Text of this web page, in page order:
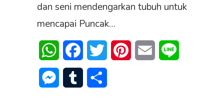
dan seni mendengarkan tubuh untuk
mencapai Puncak…
WhatsAppFacebookTwitter PinterestEmail
Messenger
Tumblr